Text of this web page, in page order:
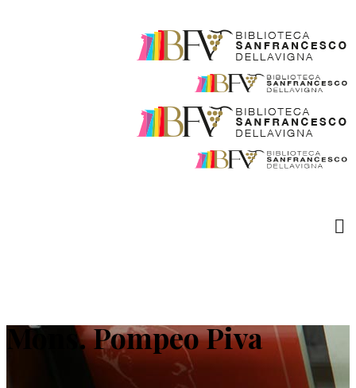
Mons. Pompeo Piva